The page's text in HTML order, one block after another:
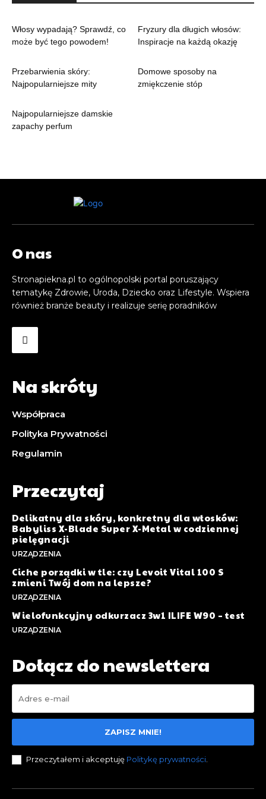
Włosy wypadają? Sprawdź, co
może być tego powodem!
Fryzury dla długich włosów:
Inspiracje na każdą okazję
Przebarwienia skóry:
Najpopularniejsze mity
Domowe sposoby na
zmiękczenie stóp
Najpopularniejsze damskie
zapachy perfum
O nas
Stronapiekna.pl to ogólnopolski portal poruszający
tematykę Zdrowie, Uroda, Dziecko oraz Lifestyle. Wspiera
również branże beauty i realizuje serię poradników
Na skróty
Współpraca
Polityka Prywatności
Regulamin
Przeczytaj
Delikatny dla skóry, konkretny dla włosków:
Babyliss X-Blade Super X-Metal w codziennej
pielęgnacji
URZĄDZENIA
Ciche porządki w tle: czy Levoit Vital 100 S
zmieni Twój dom na lepsze?
URZĄDZENIA
Wielofunkcyjny odkurzacz 3w1 ILIFE W90 – test
URZĄDZENIA
Dołącz do newslettera
ZAPISZ MNIE!
Przeczytałem i akceptuję Politykę prywatności